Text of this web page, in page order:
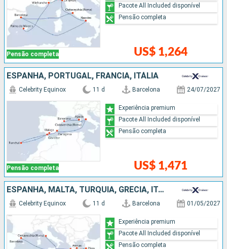
Pensão completa US$ 1,264
Pacote All Included disponível
Pensão completa
ESPANHA, PORTUGAL, FRANCIA, ITÁLIA
Pensão completa
Celebrity Equinox 11 d Barcelona 24/07/2027
US$ 1,471
Experiência premium
Pacote All Included disponível
Pensão completa
ESPANHA, MALTA, TURQUIA, GRÉCIA, ITÁLIA
Celebrity Equinox 11 d Barcelona 01/05/2027
Experiência premium
Pacote All Included disponível
Pensão completa